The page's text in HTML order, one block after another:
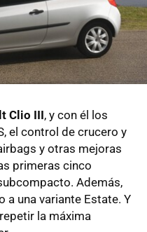
Clio III, y con él los
el control de crucero y
y otras mejoras
primeras cinco
Además,
a una variante Estate. Y
la máxima